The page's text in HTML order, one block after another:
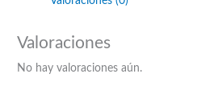
Valoraciones
No hay valoraciones aún.